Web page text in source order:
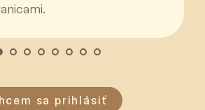
sa prihlásiť